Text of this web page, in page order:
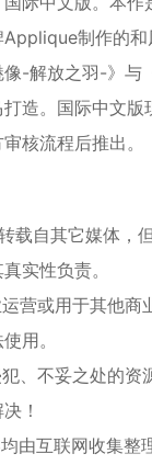
制作的和
-解放之羽-》与
造。国际中文版
核流程后推出。
载自其它媒体，
实性负责。
营或用于其他商
用。
、不妥之处的资
！
由互联网收集整